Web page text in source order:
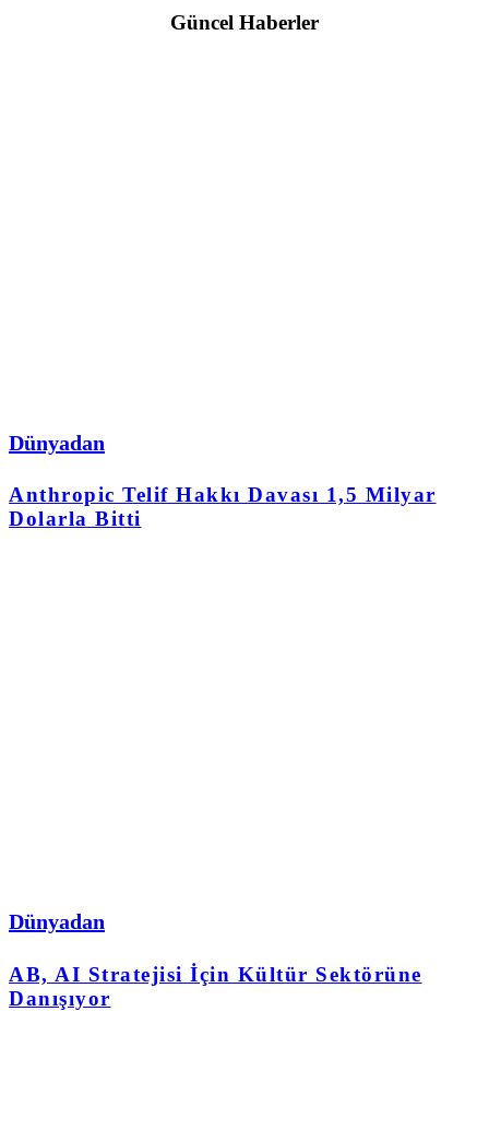
Güncel Haberler
Dünyadan
Anthropic Telif Hakkı Davası 1,5 Milyar
Dolarla Bitti
Dünyadan
AB, AI Stratejisi İçin Kültür Sektörüne
Danışıyor